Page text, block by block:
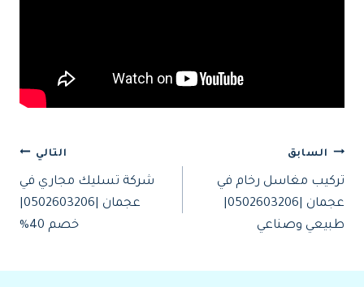
تصفّح
المقالات
السابق
تركيب مغاسل رخام في
طبيعي وصناعي
التالي
شركة تسليك مجاري في
خصم 40%